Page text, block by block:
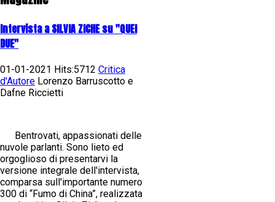
Intervista a SILVIA ZICHE su "QUEI
DUE"
01-01-2021 Hits:5712 Critica
d'Autore Lorenzo Barruscotto e
Dafne Riccietti
Bentrovati, appassionati delle
nuvole parlanti. Sono lieto ed
orgoglioso di presentarvi la
versione integrale dell'intervista,
comparsa sull'importante numero
300 di “Fumo di China”, realizzata